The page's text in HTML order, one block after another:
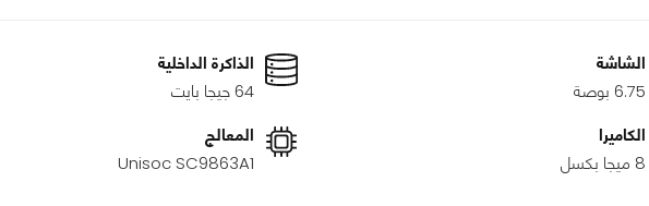
الشاشة
6.75 بوصة
الذاكرة الداخلية
64 جيجا بايت
الكاميرا
8 ميجا بكسل
المعالج
Unisoc SC9863A1